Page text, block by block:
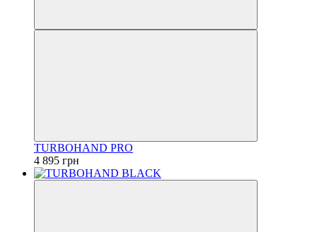
TURBOHAND PRO
4 895 грн